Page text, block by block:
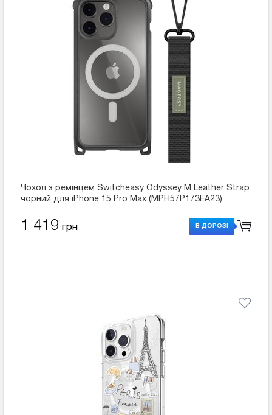
Чохол з ремінцем Switcheasy Odyssey M Leather Strap
чорний для iPhone 15 Pro Max (MPH57P173EA23)
1 419 грн В ДОРОЗІ